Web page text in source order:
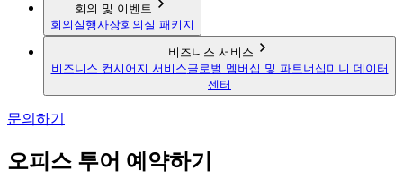
회의 및 이벤트
회의실행사장회의실 패키지
비즈니스 서비스
비즈니스 컨시어지 서비스글로벌 멤버십 및 파트너십 미니 데이터
센터
문의하기
오피스 투어 예약하기